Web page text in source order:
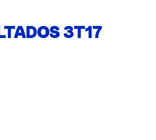
3T17